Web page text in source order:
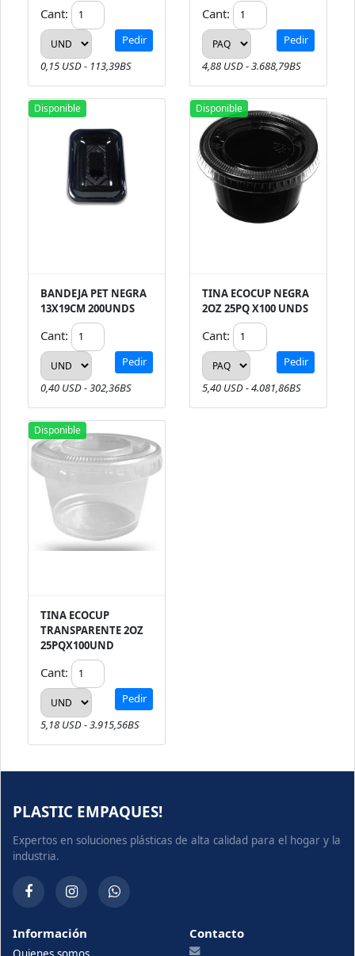
Cant:
Pedir
0,15 USD - 113,39BS
Cant:
Pedir
4,88 USD - 3.688,79BS
Disponible
BANDEJA PET NEGRA
13X19CM 200UNDS
Cant:
Pedir
0,40 USD - 302,36BS
Disponible
TINA ECOCUP NEGRA
2OZ 25PQ X100 UNDS
Cant:
Pedir
5,40 USD - 4.081,86BS
Disponible
TINA ECOCUP
TRANSPARENTE 2OZ
25PQX100UND
Cant:
Pedir
5,18 USD - 3.915,56BS
PLASTIC EMPAQUES!
Expertos en soluciones plásticas de alta calidad para el hogar y la
industria.
Información Contacto